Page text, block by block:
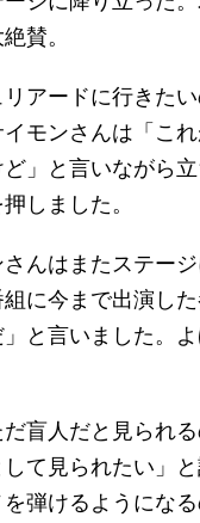
賛。
リアードに行きた
モンさんは「こ
」と言いながら
しました。
んはまたステージ
組に今まで出演し
と言いました。
盲人だと見られる
て見られたい」
弾けるようにな